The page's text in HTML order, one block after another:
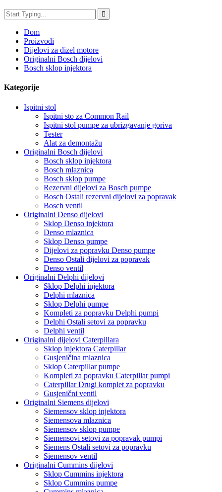
Dom
Proizvodi
Dijelovi za dizel motore
Originalni Bosch dijelovi
Bosch sklop injektora
Kategorije
Ispitni stol
Ispitni sto za Common Rail
Ispitni stol pumpe za ubrizgavanje goriva
Tester
Alat za demontažu
Originalni Bosch dijelovi
Bosch sklop injektora
Bosch mlaznica
Bosch sklop pumpe
Rezervni dijelovi za Bosch pumpe
Bosch Ostali rezervni dijelovi za popravak
Bosch ventil
Originalni Denso dijelovi
Sklop Denso injektora
Denso mlaznica
Sklop Denso pumpe
Dijelovi za popravku Denso pumpe
Denso Ostali dijelovi za popravak
Denso ventil
Originalni Delphi dijelovi
Sklop Delphi injektora
Delphi mlaznica
Sklop Delphi pumpe
Kompleti za popravku Delphi pumpi
Delphi Ostali setovi za popravku
Delphi ventil
Originalni dijelovi Caterpillara
Sklop injektora Caterpillar
Gusjeničina mlaznica
Sklop Caterpillar pumpe
Kompleti za popravku Caterpillar pumpi
Caterpillar Drugi komplet za popravku
Gusjenični ventil
Originalni Siemens dijelovi
Siemensov sklop injektora
Siemensova mlaznica
Siemensov sklop pumpe
Siemensovi setovi za popravak pumpi
Siemens Ostali setovi za popravku
Siemensov ventil
Originalni Cummins dijelovi
Sklop Cummins injektora
Sklop Cummins pumpe